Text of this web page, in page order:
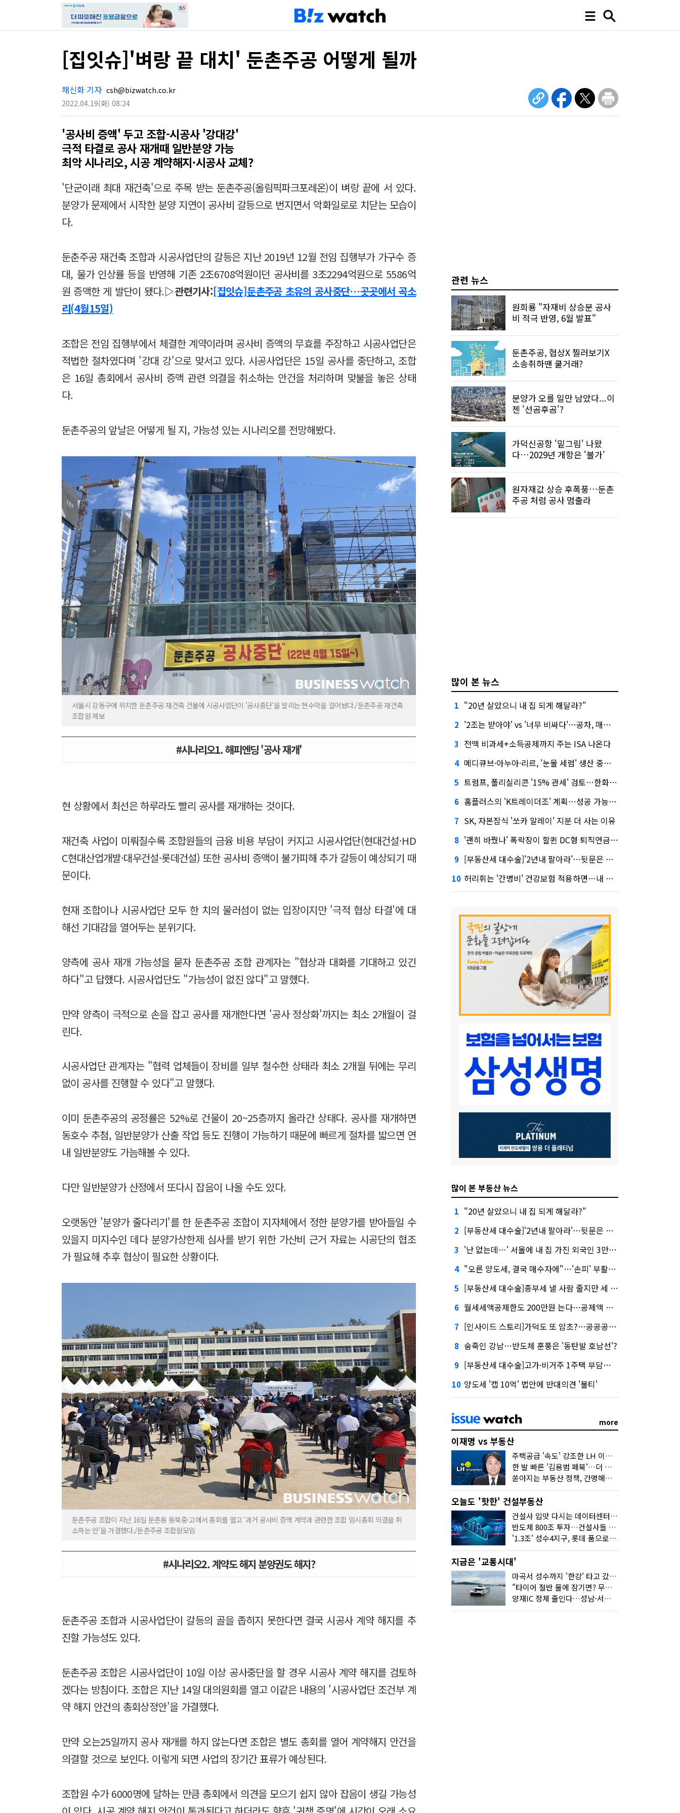
[집잇슈]'벼랑 끝 대치' 둔촌주공 어떻게 될까
채신화 기자 csh@bizwatch.co.kr
2022.04.19(화) 08:24
'공사비 증액' 두고 조합-시공사 '강대강'
극적 타결로 공사 재개때 일반분양 가능
최악 시나리오, 시공 계약해지·시공사 교체?
'단군이래 최대 재건축'으로 주목 받는 둔촌주공(올림픽파크포레온)이 벼랑 끝에 서 있다.
분양가 문제에서 시작한 분양 지연이 공사비 갈등으로 번지면서 악화일로로 치닫는 모습이
다.
둔춘주공 재건축 조합과 시공사업단의 갈등은 지난 2019년 12월 전임 집행부가 가구수 증
대, 물가 인상률 등을 반영해 기존 2조6708억원이던 공사비를 3조2294억원으로 5586억
원 증액한 게 발단이 됐다.▷관련기사:[집잇슈]둔촌주공 초유의 공사중단…곳곳에서 곡소
리(4월15일)
조합은 전임 집행부에서 체결한 계약이라며 공사비 증액의 무효를 주장하고 시공사업단은
적법한 절차였다며 '강대 강'으로 맞서고 있다. 시공사업단은 15일 공사를 중단하고, 조합
은 16일 총회에서 공사비 증액 관련 의결을 취소하는 안건을 처리하며 맞불을 놓은 상태
다.
둔촌주공의 앞날은 어떻게 될 지, 가능성 있는 시나리오를 전망해봤다.
서울시 강동구에 위치한 둔촌주공 재건축 건물에 시공사업단이 '공사중단'을 알리는 현수막을 걸어놨다./둔촌주공 재건축
조합원 제보
#시나리오1. 해피엔딩 '공사 재개'
현 상황에서 최선은 하루라도 빨리 공사를 재개하는 것이다.
재건축 사업이 미뤄질수록 조합원들의 금융 비용 부담이 커지고 시공사업단(현대건설·HD
C현대산업개발·대우건설·롯데건설) 또한 공사비 증액이 불가피해 추가 갈등이 예상되기 때
문이다.
현재 조합이나 시공사업단 모두 한 치의 물러섬이 없는 입장이지만 '극적 협상 타결'에 대
해선 기대감을 열어두는 분위기다.
양측에 공사 재개 가능성을 묻자 둔촌주공 조합 관계자는 "협상과 대화를 기대하고 있긴
하다"고 답했다. 시공사업단도 "가능성이 없진 않다"고 말했다.
만약 양측이 극적으로 손을 잡고 공사를 재개한다면 '공사 정상화'까지는 최소 2개월이 걸
린다.
시공사업단 관계자는 "협력 업체들이 장비를 일부 철수한 상태라 최소 2개월 뒤에는 무리
없이 공사를 진행할 수 있다"고 말했다.
이미 둔촌주공의 공정률은 52%로 건물이 20~25층까지 올라간 상태다. 공사를 재개하면
동호수 추첨, 일반분양가 산출 작업 등도 진행이 가능하기 때문에 빠르게 절차를 밟으면 연
내 일반분양도 가늠해볼 수 있다.
다만 일반분양가 산정에서 또다시 잡음이 나올 수도 있다.
오랫동안 '분양가 줄다리기'를 한 둔촌주공 조합이 지자체에서 정한 분양가를 받아들일 수
있을지 미지수인 데다 분양가상한제 심사를 받기 위한 가산비 근거 자료는 시공단의 협조
가 필요해 추후 협상이 필요한 상황이다.
둔촌주공 조합이 지난 16일 둔촌동 동북중·고에서 총회를 열고 '과거 공사비 증액 계약과 관련한 조합 임시총회 의결을 취
소하는 안'을 가결했다./둔촌주공 조합원모임
#시나리오2. 계약도 해지 분양권도 해지?
둔촌주공 조합과 시공사업단이 갈등의 골을 좁히지 못한다면 결국 시공사 계약 해지를 추
진할 가능성도 있다.
둔촌주공 조합은 시공사업단이 10일 이상 공사중단을 할 경우 시공사 계약 해지를 검토하
겠다는 방침이다. 조합은 지난 14일 대의원회를 열고 이같은 내용의 '시공사업단 조건부 계
약 해지 안건의 총회상정안'을 가결했다.
만약 오는25일까지 공사 재개를 하지 않는다면 조합은 별도 총회를 열어 계약해지 안건을
의결할 것으로 보인다. 이렇게 되면 사업의 장기간 표류가 예상된다.
조합원 수가 6000명에 달하는 만큼 총회에서 의견을 모으기 쉽지 않아 잡음이 생길 가능성
관련 뉴스
원희룡 "자재비 상승분 공사
비 적극 반영, 6월 발표"
둔촌주공, 협상X 찔러보기X
소송취하땐 쿨거래?
분양가 오를 일만 남았다...이
젠 '선곰후곰'?
가덕신공항 '밑그림' 나왔
다…2029년 개항은 '불가'
원자재값 상승 후폭풍…둔촌
주공 처럼 공사 멈출라
많이 본 뉴스
1 "20년 살았으니 내 집 되게 해달라?"
2 '2조는 받아야' vs '너무 비싸다'…공차, 매각 성공할까
3 전액 비과세+소득공제까지 주는 ISA 나온다
4 메디큐브·아누아·리르, '눈물 세럼' 생산 중단한다
5 트럼프, 폴리실리콘 '15% 관세' 검토…한화큐셀·OCI 영향은?
6 홈플러스의 'K트레이더조' 계획…성공 가능성은 '글쎄'
7 SK, 자본잠식 '쏘카 말레이' 지분 더 사는 이유
8 '괜히 바꿨나' 폭락장이 할퀸 DC형 퇴직연금…전문가 조언은
9 [부동산세 대수술]'2년내 팔아라'…뒷문은 열었다
10 허리휘는 '간병비' 건강보험 적용하면…내 간병보험은?
많이 본 부동산 뉴스
1 "20년 살았으니 내 집 되게 해달라?"
2 [부동산세 대수술]'2년내 팔아라'…뒷문은 열었다
3 '난 없는데…' 서울에 내 집 가진 외국인 3만3000명
4 "오른 양도세, 결국 매수자에"…'손피' 부활할까?
5 [부동산세 대수술]종부세 낼 사람 줄지만 세 부담 커진다
6 월세세액공제한도 200만원 는다…공제액 최대 54만원↑
7 [인사이드 스토리]가덕도 또 암초?…공공공사의 '굴레'
8 숨죽인 강남…반도체 훈풍은 '동탄발 호남선'?
9 [부동산세 대수술]고가·비거주 1주택 부담…'대전족'도 불똥
10 양도세 '캡 10억' 법안에 반대의견 '불티'
more
이재명 vs 부동산
주택공급 '속도' 강조한 LH 이성훈 "전력질주해야"
한 발 빠른 '김용범 페북'…더 강한 부동산 규제 나오나
쏟아지는 부동산 정책, 간명해져야
오늘도 '핫한' 건설부동산
건설사 입맛 다시는 데이터센터…암초는 '주민 반대'
반도체 800조 투자…건설사들 "물 들어온다!"
'1.3조' 성수4지구, 롯데 품으로…'성수르엘 S70' 거듭
지금은 '교통시대'
마곡서 성수까지 '한강' 타고 갔습니다
"타이어 절반 물에 잠기면? 무조건 탈출하세요"
양재IC 정체 줄인다…성남-서초 고속도로 2029년 착공